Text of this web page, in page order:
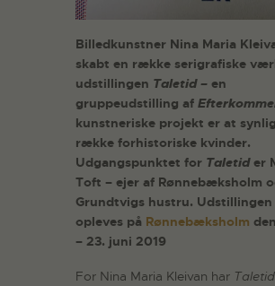
Billedkunstner Nina Maria
skabt en række serigrafiske
udstillingen Taletid – en
gruppeudstilling af
kunstneriske projekt er at
række forhistoriske kvinder.
Udgangspunktet for Taletider
Toft – ejer af Rønnebæksholm
Grundtvigs hustru. Udstillingen
opleves på Rønnebæksholm
– 23. juni 2019
For Nina Maria Kleivan har Taletid